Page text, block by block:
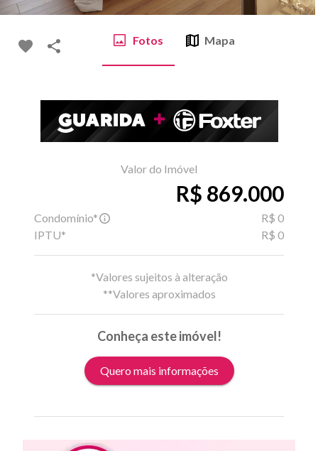
Fotos Mapa
Valor do Imóvel
R$ 869.000
Condomínio*
R$ 0
IPTU*
R$ 0
*Valores sujeitos à alteração
**Valores aproximados
Conheça este imóvel!
Quero mais informações